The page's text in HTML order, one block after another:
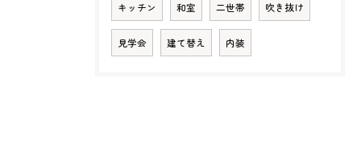
キッチン 和室 二世帯 吹き抜け
見学会 建て替え 内装